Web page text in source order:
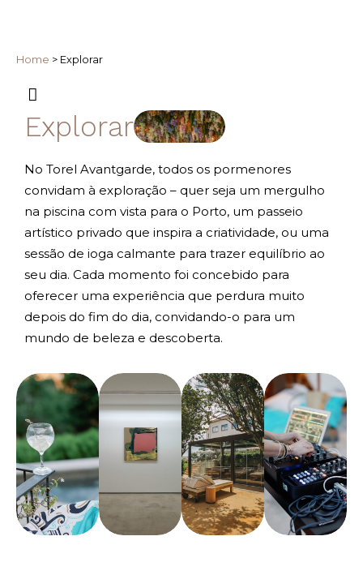
Home > Explorar
Explorar
No Torel Avantgarde, todos os pormenores
convidam à exploração – quer seja um mergulho
na piscina com vista para o Porto, um passeio
artístico privado que inspira a criatividade, ou uma
sessão de ioga calmante para trazer equilíbrio ao
seu dia. Cada momento foi concebido para
oferecer uma experiência que perdura muito
depois do fim do dia, convidando-o para um
mundo de beleza e descoberta.